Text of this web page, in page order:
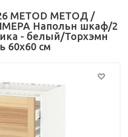
METOD МЕТОД /
Напольн шкаф/2
- белый/Торхэмн
60x60 см